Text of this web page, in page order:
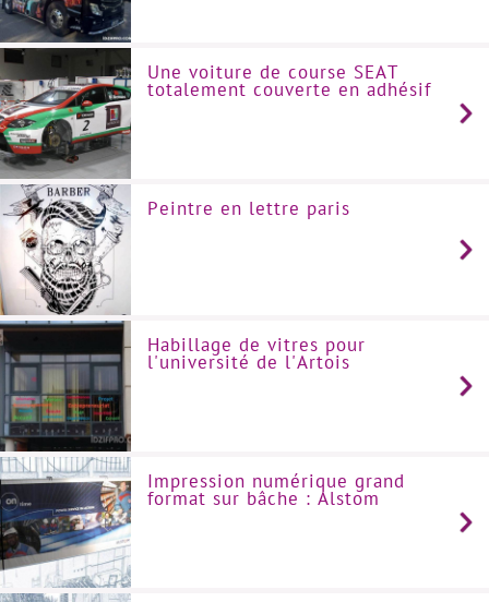
Une voiture de course SEAT
totalement couverte en adhésif
Peintre en lettre paris
Habillage de vitres pour
l'université de l'Artois
Impression numérique grand
format sur bâche : Alstom